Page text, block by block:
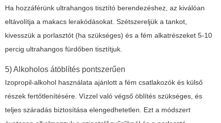
Ha hozzáférünk ultrahangos tisztító berendezéshez, az kiválóan
eltávolítja a makacs lerakódásokat. Szétszereljük a tankot,
kivesszük a porlasztót (ha szükséges) és a fém alkatrészeket 5-10
percig ultrahangos fürdőben tisztítjuk.
5) Alkoholos átöblítés pontszerűen
Izopropil-alkohol használata ajánlott a fém csatlakozók és külső
részek fertőtlenítésére. Vízzel való végső öblítés szükséges, és
teljes száradás biztosítása elengedhetetlen. Ezt a módszert